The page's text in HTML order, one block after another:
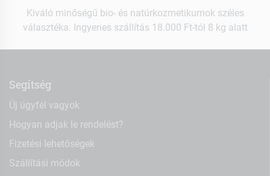
Kiváló minőségű bio- és natúrkozmetikumok széles
választéka. Ingyenes szállítás 18.000 Ft-tól 8 kg alatt
Segítség
Új ügyfél vagyok
Hogyan adjak le rendelést?
Fizetési lehetőségek
Szállítási módok